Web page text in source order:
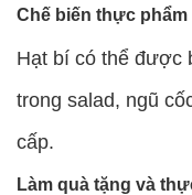
Chế biến thực phẩm
Hạt bí có thể được
trong salad, ngũ
cấp.
Làm quà tặng và